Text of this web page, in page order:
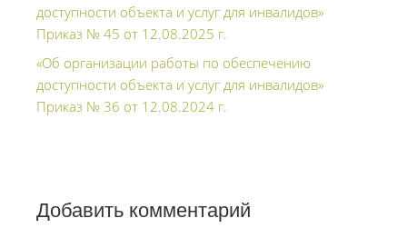
доступности объекта и услуг для инвалидов»
Приказ № 45 от 12.08.2025 г.
«Об организации работы по обеспечению
доступности объекта и услуг для инвалидов»
Приказ № 36 от 12.08.2024 г.
Добавить комментарий